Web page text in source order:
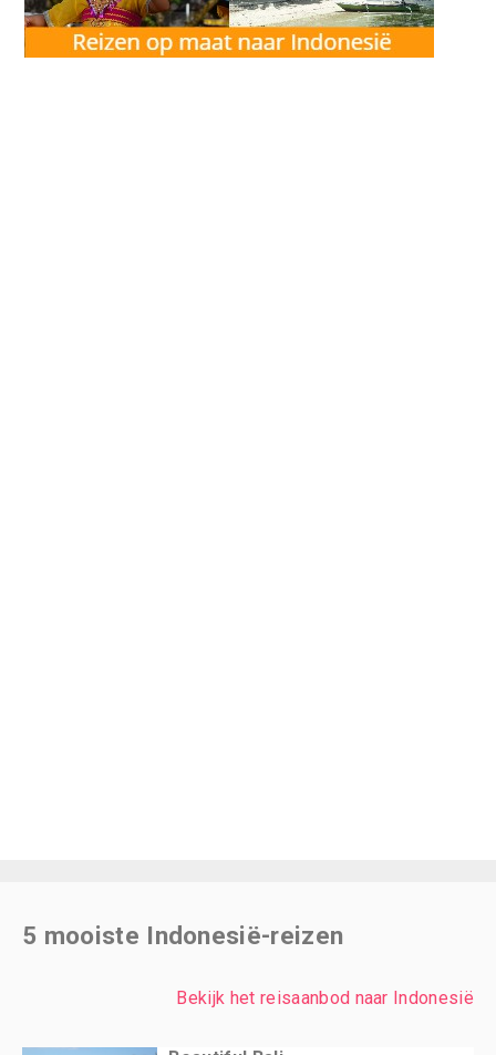
5 mooiste Indonesië-reizen
Bekijk het reisaanbod naar Indonesië